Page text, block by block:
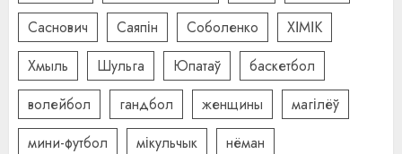
Саснович
Саяпін Соболенко
ХІМІК
Хмыль
Шульга Юпатаў
баскетбол
волейбол
гандбол женщины
магілёў
мини-футбол
мікульчык
нёман